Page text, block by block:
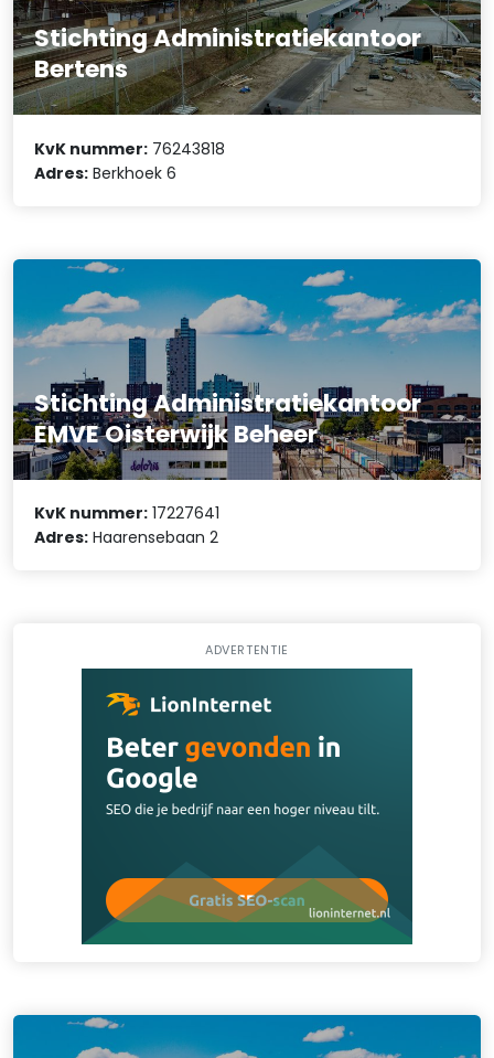
Stichting Administratiekantoor
Bertens
KvK nummer: 76243818
Adres: Berkhoek 6
Stichting Administratiekantoor
EMVE Oisterwijk Beheer
KvK nummer: 17227641
Adres: Haarensebaan 2
ADVERTENTIE